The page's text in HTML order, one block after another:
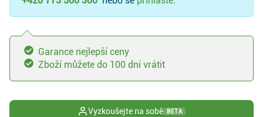
Garance nejlepší ceny
Zboží můžete do 100 dní vrátit
Vyzkoušejte na sobě BETA